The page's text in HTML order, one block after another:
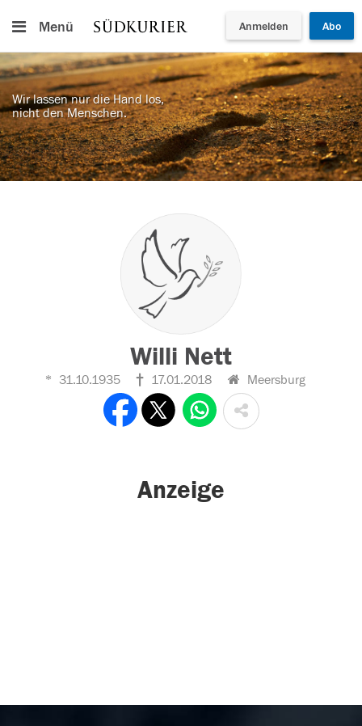
Menü Anmelden Abo
Wir lassen nur die Hand los,
nicht den Menschen.
Willi Nett
31.10.1935 17.01.2018 Meersburg
Anzeige